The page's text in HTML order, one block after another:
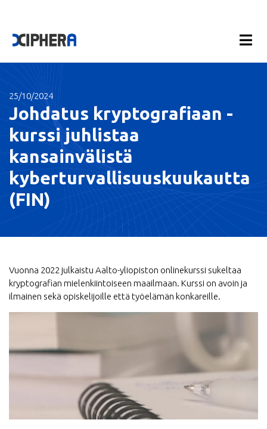
25/10/2024
Johdatus kryptografiaan -
kurssi juhlistaa
kansainvälistä
kyberturvallisuuskuukautta
(FIN)
Vuonna 2022 julkaistu Aalto-yliopiston onlinekurssi sukeltaa
kryptografian mielenkiintoiseen maailmaan. Kurssi on avoin ja
ilmainen sekä opiskelijoille että työelämän konkareille.